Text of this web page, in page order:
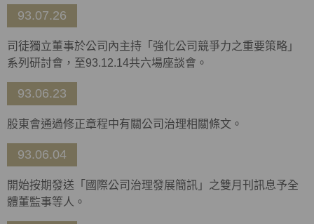
93.07.26
司徒獨立董事於公司內主持「強化公司競爭力之重要策略」
系列研討會，至93.12.14共六場座談會。
93.06.23
股東會通過修正章程中有關公司治理相關條文。
93.06.04
開始按期發送「國際公司治理發展簡訊」之雙月刊訊息予全
體董監事等人。